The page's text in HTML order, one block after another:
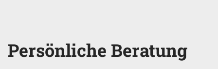
Persönliche Beratung